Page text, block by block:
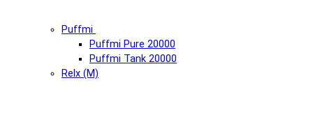
Puffmi
Puffmi Pure 20000
Puffmi Tank 20000
Relx (М)